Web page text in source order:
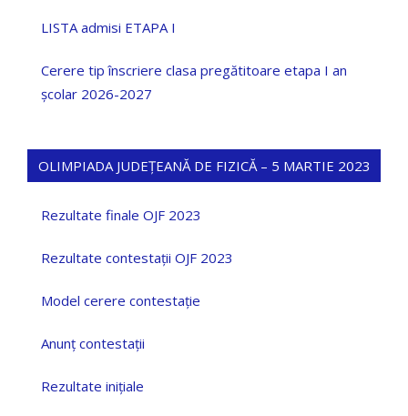
LISTA admisi ETAPA I
Cerere tip înscriere clasa pregătitoare etapa I an
școlar 2026-2027
OLIMPIADA JUDEȚEANĂ DE FIZICĂ – 5 MARTIE 2023
Rezultate finale OJF 2023
Rezultate contestații OJF 2023
Model cerere contestație
Anunț contestații
Rezultate inițiale